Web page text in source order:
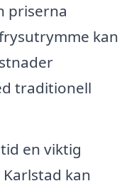
priserna
kan
traditionell
en viktig
kan